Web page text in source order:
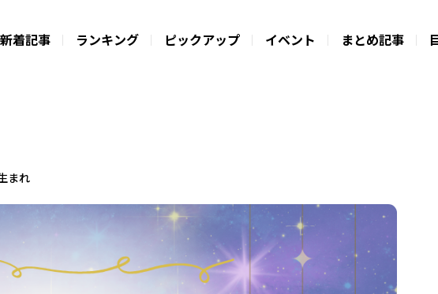
新着記事 ランキング ピックアップ イベント まとめ記事
まれ